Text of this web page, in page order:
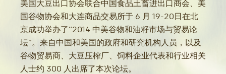
美国大豆出口协会联合中国食品土畜进出口商会、美
国谷物协会和大连商品交易所于 6 月 19-20日在北
京成功举办了“2014 中美谷物和油籽市场与贸易论
坛”。来自中国和美国的政府和研究机构人员，以及
谷物贸易商、大豆压榨厂、饲料企业代表和行业相关
人士约 300 人出席了本次论坛。